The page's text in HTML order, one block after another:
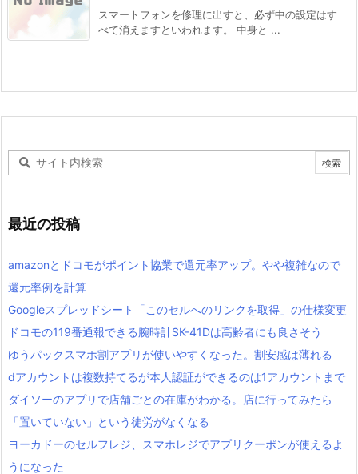
スマートフォンを修理に出すと、必ず中の設定はす
べて消えますといわれます。 中身と ...
最近の投稿
amazonとドコモがポイント協業で還元率アップ。やや複雑なので
還元率例を計算
Googleスプレッドシート「このセルへのリンクを取得」の仕様変更
ドコモの119番通報できる腕時計SK-41Dは高齢者にも良さそう
ゆうパックスマホ割アプリが使いやすくなった。割安感は薄れる
dアカウントは複数持てるが本人認証ができるのは1アカウントまで
ダイソーのアプリで店舗ごとの在庫がわかる。店に行ってみたら
「置いていない」という徒労がなくなる
ヨーカドーのセルフレジ、スマホレジでアプリクーポンが使えるよ
うになった